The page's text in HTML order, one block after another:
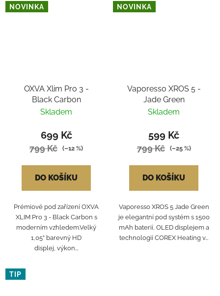
NOVINKA
OXVA Xlim Pro 3 -
Black Carbon
Skladem
699 Kč
799 Kč (–12 %)
DO KOŠÍKU
Prémiové pod zařízení OXVA
XLIM Pro 3 - Black Carbon s
moderním vzhledem.Velký
1,05” barevný HD
displej, výkon...
NOVINKA
Vaporesso XROS 5 -
Jade Green
Skladem
599 Kč
799 Kč (–25 %)
DO KOŠÍKU
Vaporesso XROS 5 Jade Green
je elegantní pod systém s 1500
mAh baterií, OLED displejem a
technologií COREX Heating v...
TIP